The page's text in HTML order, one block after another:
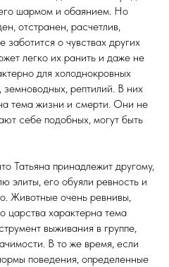
шармом и обаянием. Но
отстранен, расчетлив,
заботится о чувствах других
легко их ранить и даже не
для холоднокровных
рептилий. В них
тема жизни и смерти. Они не
себе подобных, могут быть
Татьяна принадлежит другому,
элиты, его обуяли ревность и
Животные очень ревнивы,
царства характерна тема
выживания в группе,
В то же время, если
поведения, определенные